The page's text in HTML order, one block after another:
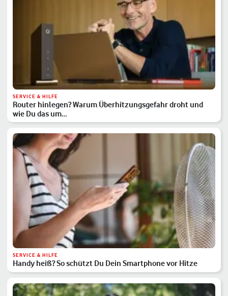
SERVICE & HILFE
Router hinlegen? Warum Überhitzungsgefahr droht und
wie Du das um…
SERVICE & HILFE
Handy heiß? So schützt Du Dein Smartphone vor Hitze